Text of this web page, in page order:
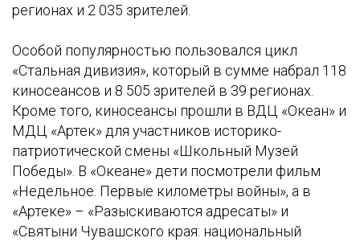
регионах и 2 035 зрителей.
Особой популярностью пользовался цикл
«Стальная дивизия», который в сумме набрал 118
киносеансов и 8 505 зрителей в 39 регионах.
Кроме того, киносеансы прошли в ВДЦ «Океан» и
МДЦ «Артек» для участников историко-
патриотической смены «Школьный Музей
Победы». В «Океане» дети посмотрели фильм
«Недельное. Первые километры войны», а в
«Артеке» – «Разыскиваются адресаты» и
«Святыни Чувашского края: национальный